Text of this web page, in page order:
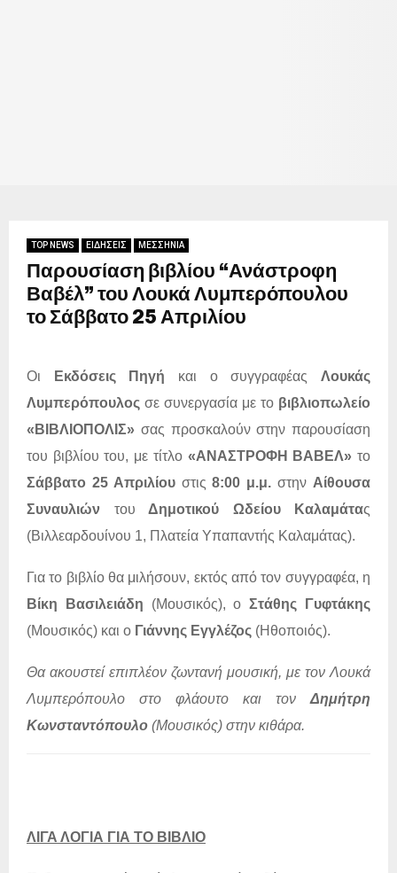
TOP NEWS ΕΙΔΗΣΕΙΣ ΜΕΣΣΗΝΙΑ
Παρουσίαση βιβλίου “Ανάστροφη
Βαβέλ” του Λουκά Λυμπερόπουλου
το Σάββατο 25 Απριλίου
Οι Εκδόσεις Πηγή και ο συγγραφέαςΛουκάς
Λυμπερόπουλος σε συνεργασία με το βιβλιοπωλείο
«ΒΙΒΛΙΟΠΟΛΙΣ» σας προσκαλούν στην παρουσίαση
του βιβλίου του, με τίτλο «ΑΝΑΣΤΡΟΦΗ ΒΑΒΕΛ»το
Σάββατο 25 Απριλίουστις8:00 μ.μ. στην Αίθουσα
Συναυλιών του Δημοτικού Ωδείου Καλαμάτας
(Βιλλεαρδουίνου 1, Πλατεία Υπαπαντής Καλαμάτας).
Για το βιβλίο θα μιλήσουν, εκτός από τον συγγραφέα, η
Βίκη Βασιλειάδη (Μουσικός), οΣτάθης Γυφτάκης
(Μουσικός) και ο Γιάννης Εγγλέζος (Ηθοποιός).
Θα ακουστεί επιπλέον ζωντανή μουσική, με τον Λουκά
Λυμπερόπουλο στο φλάουτο και τονΔημήτρη
Κωνσταντόπουλο (Μουσικός) στην κιθάρα.
ΛΙΓΑ ΛΟΓΙΑ ΓΙΑ ΤΟ ΒΙΒΛΙΟ